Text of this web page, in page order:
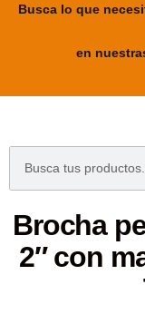
Busca lo que
en
Brocha
2″ con